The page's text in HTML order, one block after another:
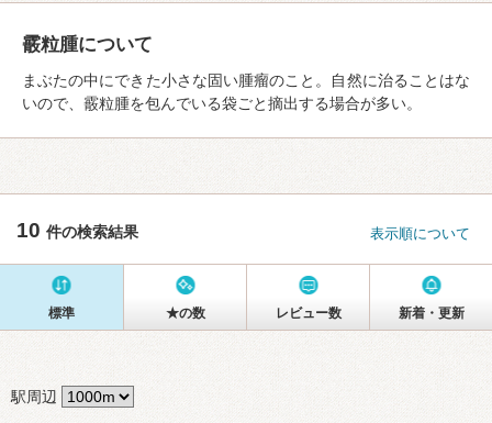
霰粒腫について
まぶたの中にできた小さな固い腫瘤のこと。自然に治ることはな
いので、霰粒腫を包んでいる袋ごと摘出する場合が多い。
10 件の検索結果 表示順について
標準 ★の数 レビュー数 新着・更新
駅周辺